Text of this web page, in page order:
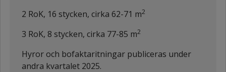
2 RoK, 16 stycken, cirka 62-71 m2
3 RoK, 8 stycken, cirka 77-85 m2
Hyror och bofaktaritningar publiceras under
andra kvartalet 2025.